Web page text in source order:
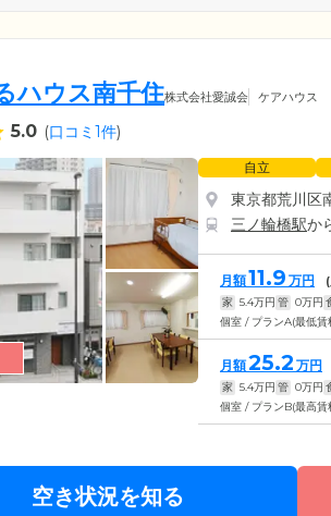
ハウス南千住株式会社愛誠会 ケアハウス
5.0 (口コミ1件)
自立
東京都荒川区
三ノ輪橋駅か
月額11.9 万円
家 5.4万円 管 0万円
個室 / プランA(最低賃
月額25.2 万円
家 5.4万円 管 0万円
個室 / プランB(最高賃
空き状況を知る